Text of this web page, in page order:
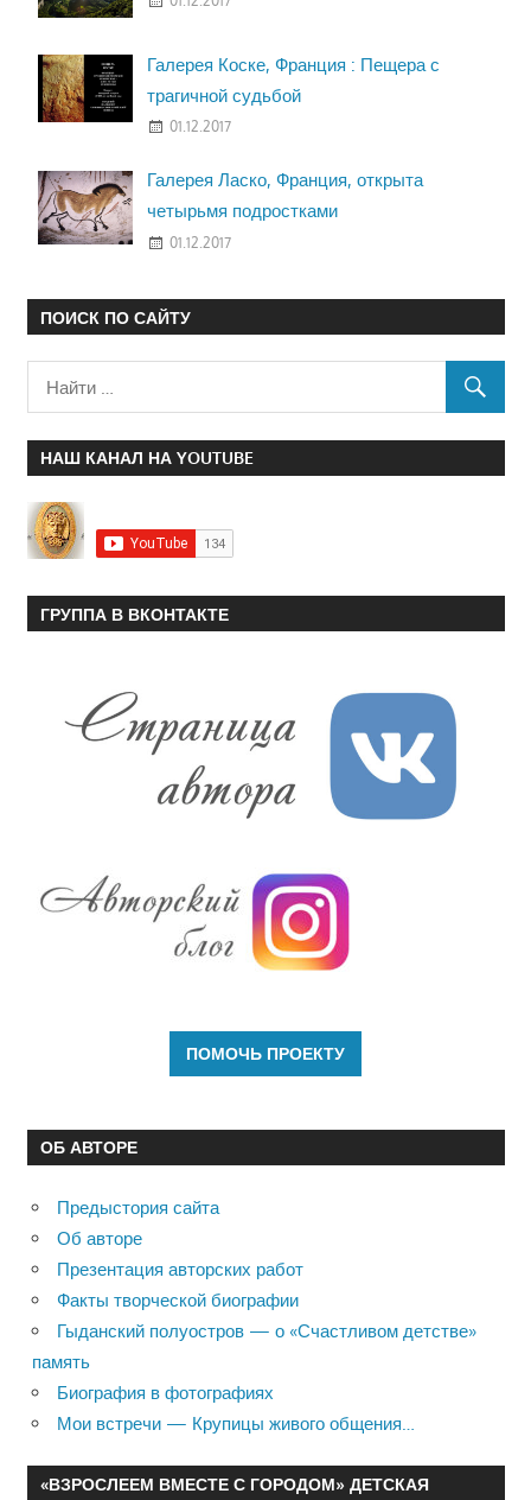
Галерея Коске, Франция : Пещера с
трагичной судьбой
01.12.2017
Галерея Ласко, Франция, открыта
четырьмя подростками
01.12.2017
ПОИСК ПО САЙТУ
НАШ КАНАЛ НА YOUTUBE
ГРУППА В ВКОНТАКТЕ
ОБ АВТОРЕ
Предыстория сайта
Об авторе
Презентация авторских работ
Факты творческой биографии
Гыданский полуостров — о «Счастливом детстве»
память
Биография в фотографиях
Мои встречи — Крупицы живого общения…
«ВЗРОСЛЕЕМ ВМЕСТЕ С ГОРОДОМ» ДЕТСКАЯ